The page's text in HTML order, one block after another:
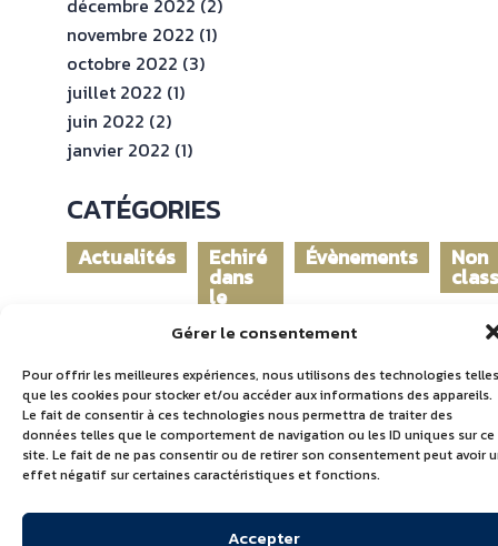
Gérer le consentement
Pour offrir les meilleures expériences, nous utilisons des technologies telles
que les cookies pour stocker et/ou accéder aux informations des appareils.
Le fait de consentir à ces technologies nous permettra de traiter des
données telles que le comportement de navigation ou les ID uniques sur ce
site. Le fait de ne pas consentir ou de retirer son consentement peut avoir
effet négatif sur certaines caractéristiques et fonctions.
Accepter
décembre 2022 (2)
novembre 2022 (1)
octobre 2022 (3)
juillet 2022 (1)
juin 2022 (2)
janvier 2022 (1)
CATÉGORIES
Actualités Echiré
dans
le
Évènements Non